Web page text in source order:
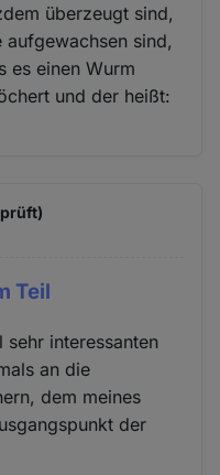
überzeugt sind,
sind,
es einen Wurm
und der heißt:
Teil
sehr interessanten
an die
dem meines
der